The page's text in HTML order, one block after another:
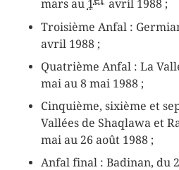
marsau 1 avril 1988;
Troisième Anfal :
avril 1988;
Quatrième Anfal : La
mai au 8 mai 1988;
Cinquième, sixième et
Vallées de Shaqlawa et
mai au 26 août 1988;
Anfal final : Badinan, du